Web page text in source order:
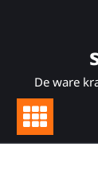
De ware